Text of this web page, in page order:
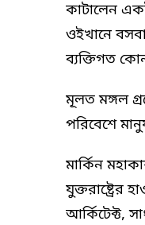
কাটালেন
ওইখানে
ব্যক্তিগত
মূলত মঙ্গল
পরিবেশে
মার্কিন
যুক্তরাষ্ট্রের
আর্কিটেক্ট,